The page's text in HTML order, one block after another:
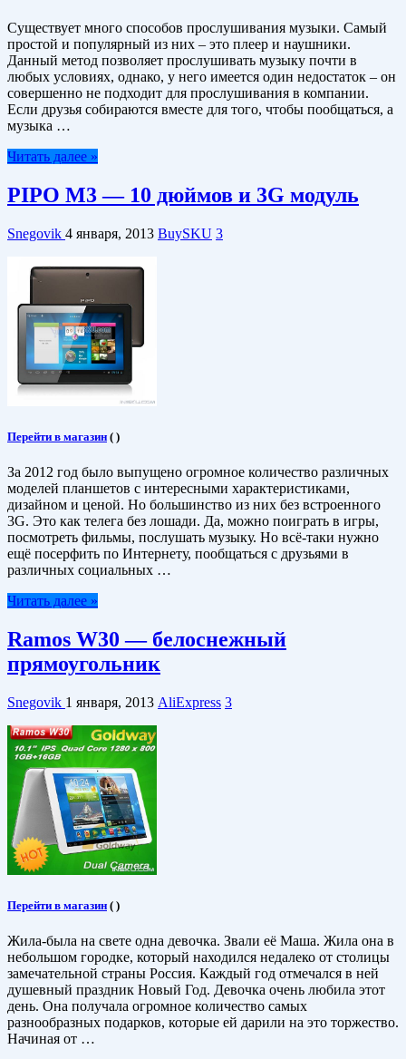
Существует много способов прослушивания музыки. Самый
простой и популярный из них – это плеер и наушники.
Данный метод позволяет прослушивать музыку почти в
любых условиях, однако, у него имеется один недостаток – он
совершенно не подходит для прослушивания в компании.
Если друзья собираются вместе для того, чтобы пообщаться, а
музыка …
Читать далее »
PIPO M3 — 10 дюймов и 3G модуль
Snegovik 4 января, 2013 BuySKU 3
Перейти в магазин ( )
За 2012 год было выпущено огромное количество различных
моделей планшетов с интересными характеристиками,
дизайном и ценой. Но большинство из них без встроенного
3G. Это как телега без лошади. Да, можно поиграть в игры,
посмотреть фильмы, послушать музыку. Но всё-таки нужно
ещё посерфить по Интернету, пообщаться с друзьями в
различных социальных …
Читать далее »
Ramos W30 — белоснежный
прямоугольник
Snegovik 1 января, 2013 AliExpress 3
Перейти в магазин ( )
Жила-была на свете одна девочка. Звали её Маша. Жила она в
небольшом городке, который находился недалеко от столицы
замечательной страны Россия. Каждый год отмечался в ней
душевный праздник Новый Год. Девочка очень любила этот
день. Она получала огромное количество самых
разнообразных подарков, которые ей дарили на это торжество.
Начиная от …